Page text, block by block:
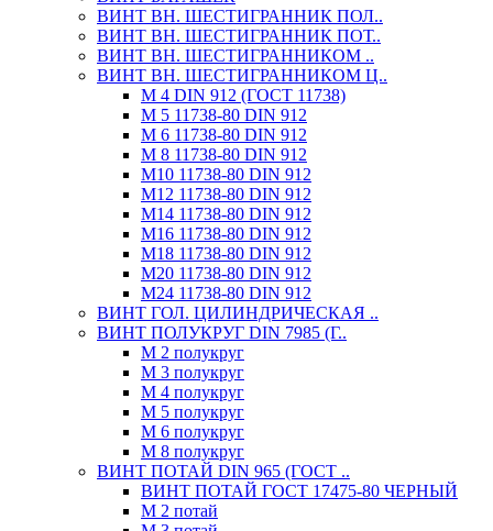
ВИНТ ВН. ШЕСТИГРАННИК ПОЛ..
ВИНТ ВН. ШЕСТИГРАННИК ПОТ..
ВИНТ ВН. ШЕСТИГРАННИКОМ ..
ВИНТ ВН. ШЕСТИГРАННИКОМ Ц..
М 4 DIN 912 (ГОСТ 11738)
М 5 11738-80 DIN 912
М 6 11738-80 DIN 912
М 8 11738-80 DIN 912
М10 11738-80 DIN 912
М12 11738-80 DIN 912
М14 11738-80 DIN 912
М16 11738-80 DIN 912
М18 11738-80 DIN 912
М20 11738-80 DIN 912
М24 11738-80 DIN 912
ВИНТ ГОЛ. ЦИЛИНДРИЧЕСКАЯ ..
ВИНТ ПОЛУКРУГ DIN 7985 (Г..
М 2 полукруг
М 3 полукруг
М 4 полукруг
М 5 полукруг
М 6 полукруг
М 8 полукруг
ВИНТ ПОТАЙ DIN 965 (ГОСТ ..
ВИНТ ПОТАЙ ГОСТ 17475-80 ЧЕРНЫЙ
М 2 потай